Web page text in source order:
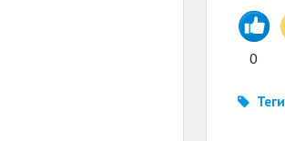
0
Теги